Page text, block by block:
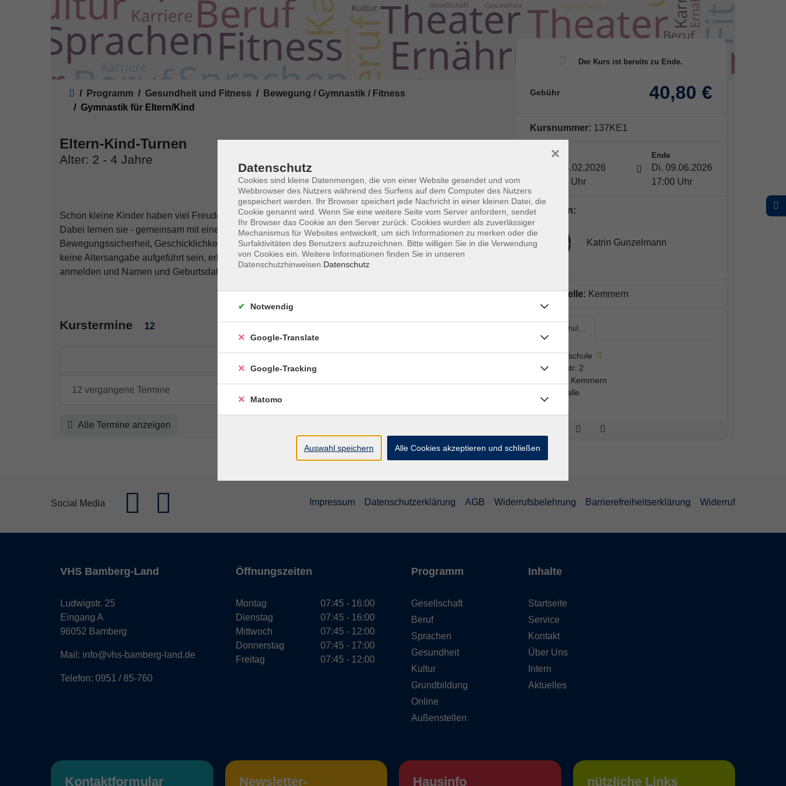
Programm Gesundheit und Fitness
Bewegung / Gymnastik / Fitness
Gymnastik für Eltern/Kind
Eltern-Kind-Turnen
Alter: 2 - 4 Jahre
Schon kleine Kinder haben viel Freude an Bewegung und wollen erproben, was sie alles können.
Dabei lernen sie - gemeinsam mit einem Elternteil, ihre Fähigkeiten besser einzuschätzen.
Bewegungssicherheit, Geschicklichkeit, Kreativität und Selbstbewusstsein werden gefördert. Sollte
keine Altersangabe aufgeführt sein, erkundigen Sie sich bitte bei Ihrer Außenstelle. Bitte Elternteil
anmelden und Namen und Geburtsdatum des Kindes im Bemerkungsfeld angeben.
Kurstermine 12
12 vergangene Termine
Alle Termine anzeigen
Gebühr 40,80 €
Kursnummer: 137KE1
Start
Di. 24.02.2026
16:00 Uhr
Ende
Di. 09.06.2026
17:00 Uhr
Dozent*in:
Katrin Gunzelmann
Außenstelle: Kemmern
Grundschul…
Grundschule
Schulstr. 2
96164 Kemmern
Turnhalle
Social Media Impressum Datenschutzerklärung AGB Widerrufsbelehrung Barrierefreiheitserklärung Widerruf
VHS Bamberg-Land
Ludwigstr. 25
Eingang A
96052 Bamberg
Mail: info@vhs-bamberg-land.de
Telefon: 0951 / 85-760
Öffnungszeiten
Montag
Dienstag
Mittwoch
Donnerstag
Freitag
07:45 - 16:00
07:45 - 16:00
07:45 - 12:00
07:45 - 17:00
07:45 - 12:00
Programm
Gesellschaft
Beruf
Sprachen
Gesundheit
Kultur
Grundbildung
Online
Außenstellen
Inhalte
Startseite
Service
Kontakt
Über Uns
Intern
Aktuelles
Kontaktformular Newsletter- Hausinfo nützliche Links
Datenschutz
Cookies sind kleine Datenmengen, die von einer Website gesendet und vom
Webbrowser des Nutzers während des Surfens auf dem Computer des Nutzers
gespeichert werden. Ihr Browser speichert jede Nachricht in einer kleinen Datei, die
Cookie genannt wird. Wenn Sie eine weitere Seite vom Server anfordern, sendet
Ihr Browser das Cookie an den Server zurück. Cookies wurden als zuverlässiger
Mechanismus für Websites entwickelt, um sich Informationen zu merken oder die
Surfaktivitäten des Benutzers aufzuzeichnen. Bitte willigen Sie in die Verwendung
von Cookies ein. Weitere Informationen finden Sie in unseren
Datenschutzhinweisen. Datenschutz
×
Notwendig
Google-Translate
Google-Tracking
Matomo
Auswahl speichern Alle Cookies akzeptieren und schließen